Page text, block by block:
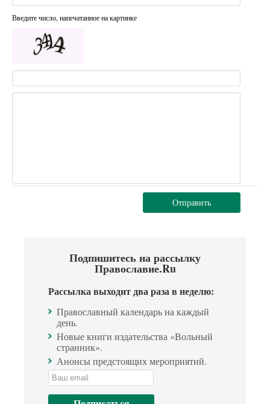
Введите число, напечатанное на картинке
Отправить
Подпишитесь на рассылку
Православие.Ru
Рассылка выходит два раза в неделю:
Православный календарь на каждый
день.
Новые книги издательства «Вольный
странник».
Анонсы предстоящих мероприятий.